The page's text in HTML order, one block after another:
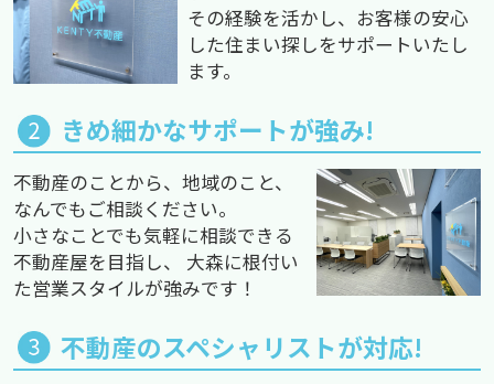
その経験を活かし、お客様の安心
した住まい探しをサポートいたし
ます。
きめ細かなサポートが強み!
不動産のことから、地域のこと、
なんでもご相談ください。
小さなことでも気軽に相談できる
不動産屋を目指し、 大森に根付い
た営業スタイルが強みです！
不動産のスペシャリストが対応!